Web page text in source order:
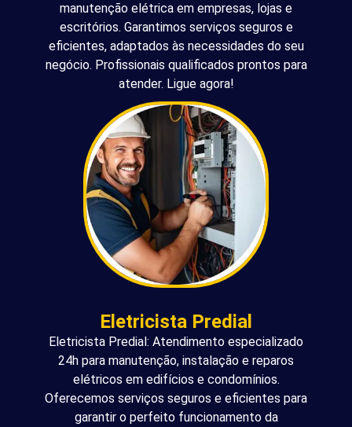
manutenção elétrica em empresas, lojas e
escritórios. Garantimos serviços seguros e
eficientes, adaptados às necessidades do seu
negócio. Profissionais qualificados prontos para
atender. Ligue agora!
Eletricista Predial
Eletricista Predial: Atendimento especializado
24h para manutenção, instalação e reparos
elétricos em edifícios e condomínios.
Oferecemos serviços seguros e eficientes para
garantir o perfeito funcionamento da